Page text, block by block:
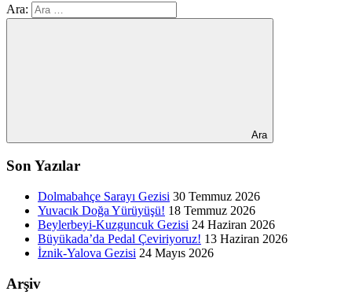
Ara:
Ara
Son Yazılar
Dolmabahçe Sarayı Gezisi 30 Temmuz 2026
Yuvacık Doğa Yürüyüşü! 18 Temmuz 2026
Beylerbeyi-Kuzguncuk Gezisi 24 Haziran 2026
Büyükada’da Pedal Çeviriyoruz! 13 Haziran 2026
İznik-Yalova Gezisi 24 Mayıs 2026
Arşiv